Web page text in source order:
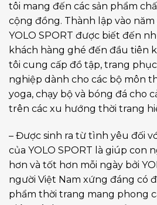
tôi mang đến các sản phẩm
cộng đồng. Thành lập vào năm
YOLO SPORT được biết đến
khách hàng ghé đến đầu tiên
tôi cung cấp đồ tập, trang
nghiệp dành cho các bộ môn
yoga, chạy bộ và bóng đá cho
trên các xu hướng thời trang
– Được sinh ra từ tình yêu đối
của YOLO SPORT là giúp con
hơn và tốt hơn mỗi ngày bởi
người Việt Nam xứng đáng có
phẩm thời trang mang phong